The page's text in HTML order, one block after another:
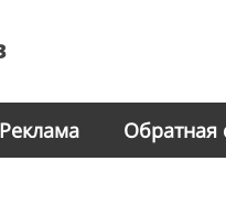
Реклама Обратная